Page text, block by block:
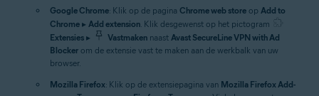
Google Chrome: Klik op de pagina Chrome web store op Add to
Chrome ▸ Add extension. Klik desgewenst op het pictogram
Extensies ▸ Vastmaken naast Avast SecureLine VPN with Ad
Blocker om de extensie vast te maken aan de werkbalk van uw
browser.
Mozilla Firefox: Klik op de extensiepagina van Mozilla Firefox Add-